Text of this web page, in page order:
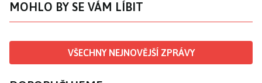
MOHLO BY SE VÁM LÍBIT
VŠECHNY NEJNOVĚJŠÍ ZPRÁVY